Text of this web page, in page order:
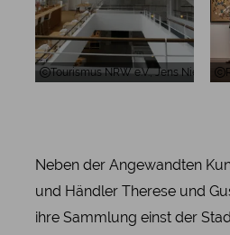
Tourismus NRW e.V., Jens
Neben der Angewandten
und Händler Therese und
ihre Sammlung einst der